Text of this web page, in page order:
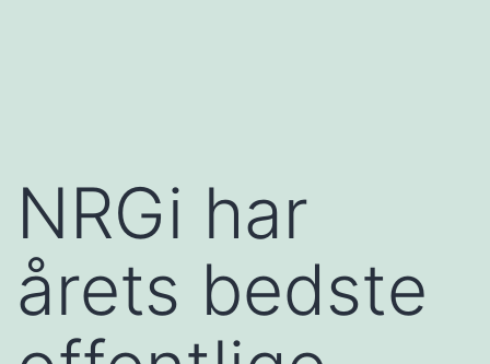
NRGi har
årets bedste